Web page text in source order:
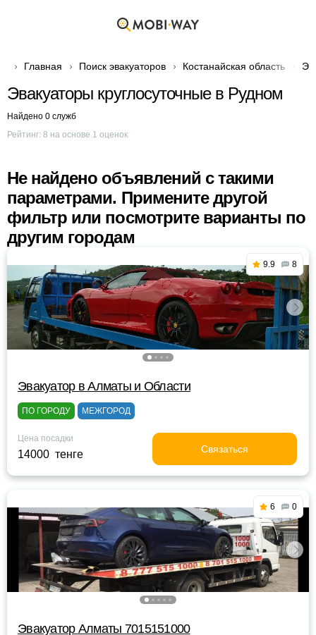
Главная Поиск эвакуаторов Костанайская область
Эвакуаторы круглосуточные в Рудном
Найдено 0 служб
Рейтинг: 8 на основе 1 оценок
Не найдено объявлений с такими
параметрами. Примените другой
фильтр или посмотрите варианты по
другим городам
9.9 8
Эвакуатор в Алматы и Области
ПО ГОРОДУ МЕЖГОРОД
Цена посадки
14000 тенге Связаться
6 0
Эвакуатор Алматы 7015151000